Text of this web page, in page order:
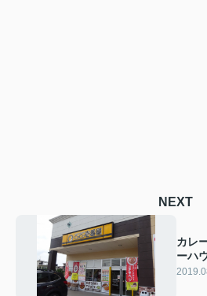
NEXT
カレ
ーハ
店舗